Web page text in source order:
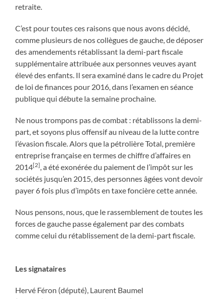
retraite.
C’est pour toutes ces raisons que nous avons décidé,
comme plusieurs de nos collègues de gauche, de déposer
des amendements rétablissant la demi-part fiscale
supplémentaire attribuée aux personnes veuves ayant
élevé des enfants. Il sera examiné dans le cadre du Projet
de loi de finances pour 2016, dans l’examen en séance
publique qui débute la semaine prochaine.
Ne nous trompons pas de combat : rétablissons la demi-
part, et soyons plus offensif au niveau de la lutte contre
l’évasion fiscale. Alors que la pétrolière Total, première
entreprise française en termes de chiffre d’affaires en
2014[2] , a été exonérée du paiement de l’impôt sur les
sociétés jusqu’en 2015, des personnes âgées vont devoir
payer 6 fois plus d’impôts en taxe foncière cette année.
Nous pensons, nous, que le rassemblement de toutes les
forces de gauche passe également par des combats
comme celui du rétablissement de la demi-part fiscale.
Les signataires
Hervé Féron (député), Laurent Baumel